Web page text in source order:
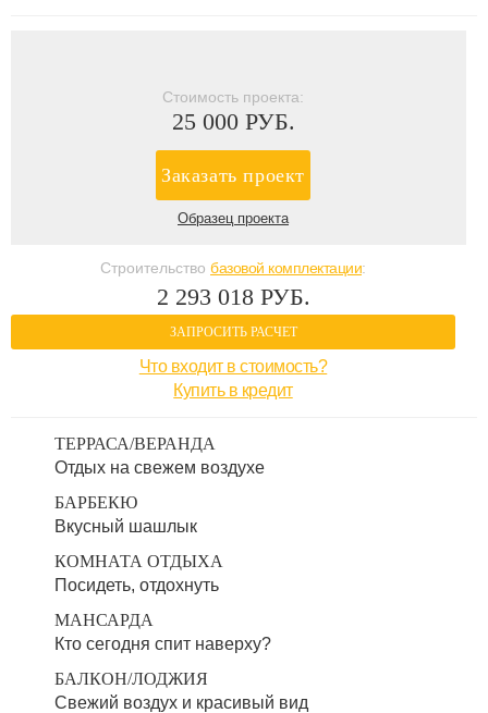
Стоимость проекта:
25 000 РУБ.
Заказать проект
Образец проекта
Строительство базовой комплектации:
2 293 018 РУБ.
ЗАПРОСИТЬ РАСЧЕТ
Что входит в стоимость?
Купить в кредит
ТЕРРАСА/ВЕРАНДА
Отдых на свежем воздухе
БАРБЕКЮ
Вкусный шашлык
КОМНАТА ОТДЫХА
Посидеть, отдохнуть
МАНСАРДА
Кто сегодня спит наверху?
БАЛКОН/ЛОДЖИЯ
Свежий воздух и красивый вид